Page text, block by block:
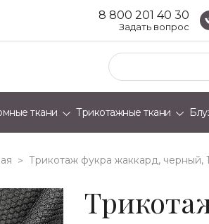
8 800 201 40 30
Задать вопрос
ткани Трикотажные ткани
> трикотаж фукра жаккард, черный,